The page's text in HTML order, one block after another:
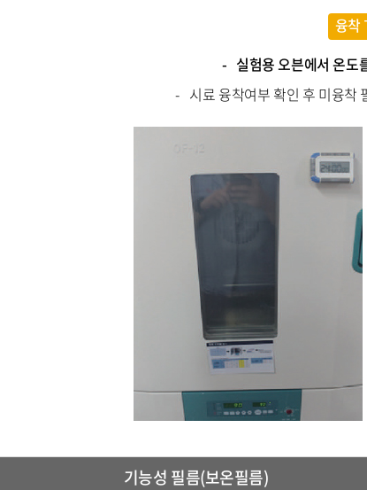
융착
실험용 오븐에서 온도
시료 융착여부 확인 후 미융착
기능성 필름(보온필름)